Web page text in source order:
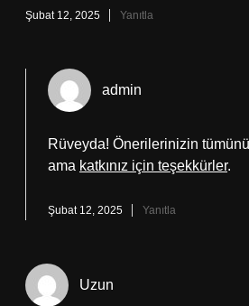
Şubat 12, 2025 Yanıtla
admin
Rüveyda! Önerilerinizin
ama katkınız için teşekkürler.
Şubat 12, 2025 Yanıtla
Uzun